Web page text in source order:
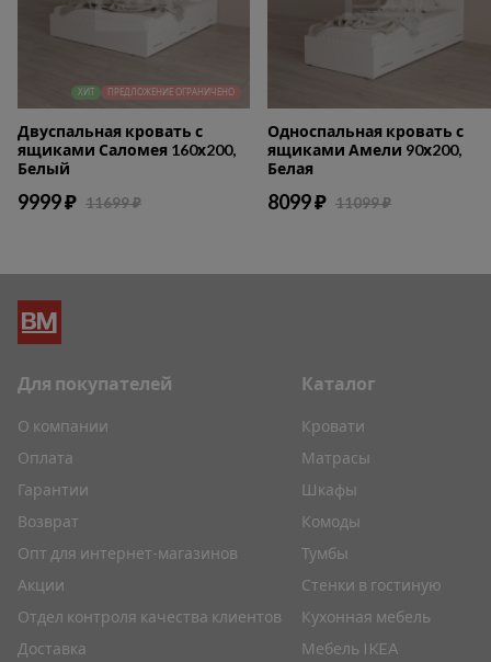
ХИТ ПРЕДЛОЖЕНИЕ ОГРАНИЧЕНО
Двуспальная кровать с
ящиками Саломея 160х200,
Белый
9999 ₽ 11699 ₽
Односпальная кровать с
ящиками Амели 90х200,
Белая
8099 ₽ 11099 ₽
Каталог
Кровати
Матрасы
Шкафы
Комоды
Тумбы
Стенки в гостиную
Кухонная мебель
Мебель IKEA
Для покупателей
О компании
Оплата
Гарантии
Возврат
Опт для интернет-магазинов
Акции
Отдел контроля качества клиентов
Доставка